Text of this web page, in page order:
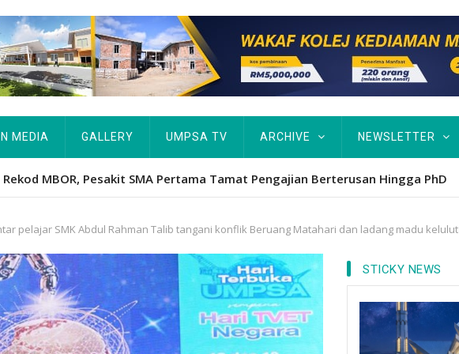
IN MEDIA GALLERY UMPSA TV ARCHIVE NEWSLETTER
academic excellence to PhD earns historic MBOR recognitio
pelajar SMK Abdul Rahman Talib tangani konflik Beruang Matahari dan ladang madu kelulut
STICKY NEWS